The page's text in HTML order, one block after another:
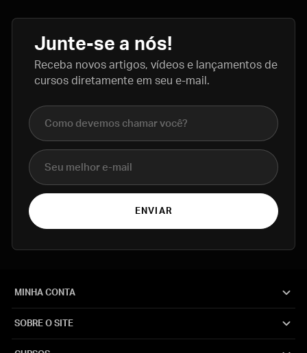
Junte-se a nós!
Receba novos artigos, vídeos e lançamentos de
cursos diretamente em seu e-mail.
Nome completo
E-mail
ENVIAR
MINHA CONTA
SOBRE O SITE